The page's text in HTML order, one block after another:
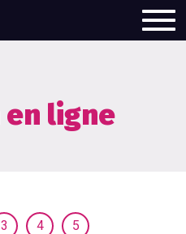
en ligne
3 4 5